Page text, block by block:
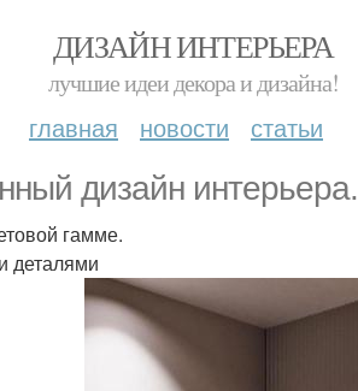
ДИЗАЙН ИНТЕРЬЕРА
лучшие идеи декора и дизайна!
главная новости статьи
дизайн интерьера.
гамме.
деталями